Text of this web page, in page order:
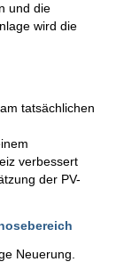
und die
wird die
tatsächlichen
verbessert
der PV-
Neuerung.